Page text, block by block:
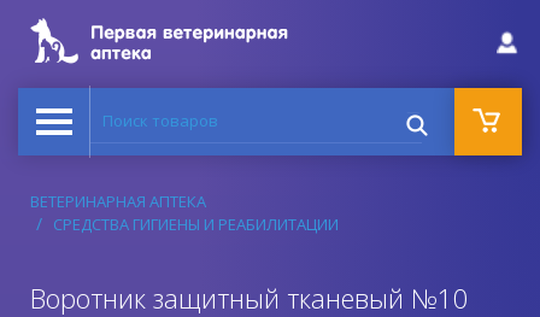
Поиск товаров
ВЕТЕРИНАРНАЯ АПТЕКА
СРЕДСТВА ГИГИЕНЫ И РЕАБИЛИТАЦИИ
Воротник защитный тканевый №10